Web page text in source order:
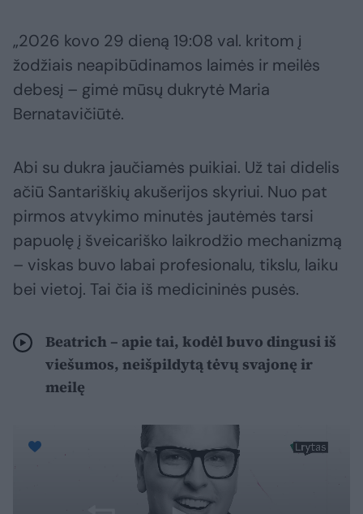
„2026 kovo 29 dieną 19:08 val. kritom į
žodžiais neapibūdinamos laimės ir meilės
debesį – gimė mūsų dukrytė Maria
Bernatavičiūtė.
Abi su dukra jaučiamės puikiai. Už tai didelis
ačiū Santariškių akušerijos skyriui. Nuo pat
pirmos atvykimo minutės jautėmės tarsi
papuolę į šveicariško laikrodžio mechanizmą
– viskas buvo labai profesionalu, tikslu, laiku
bei vietoj. Tai čia iš medicininės pusės.
Beatrich – apie tai, kodėl buvo dingusi iš
viešumos, neišpildytą tėvų svajonę ir
meilę